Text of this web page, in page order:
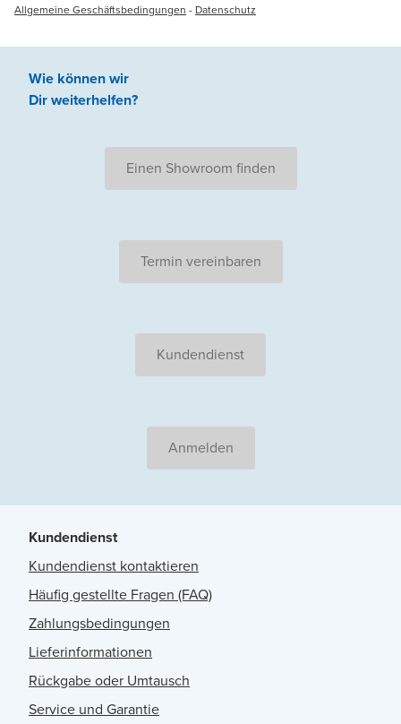
Allgemeine Geschäftsbedingungen - Datenschutz
Wie können wir
Dir weiterhelfen?
Einen Showroom finden
Termin vereinbaren
Kundendienst
Anmelden
Kundendienst
Kundendienst kontaktieren
Häufig gestellte Fragen (FAQ)
Zahlungsbedingungen
Lieferinformationen
Rückgabe oder Umtausch
Service und Garantie